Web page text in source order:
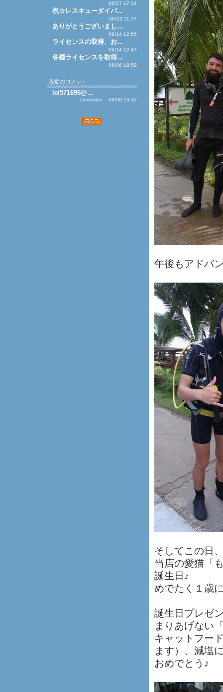
午後もアドバ
そしてこの日
当店の愛猫「
誕生日♪
めでたく１歳
誕生日プレゼ
まりあげない
キャットフー
ます）、減塩
おめでとう♪
06/27 17:24
祝☆レスキューダイバ…
06/23 11:37
ありがとうございまし…
06/14 12:56
ライセンスの取得、お…
06/14 12:47
各種ライセンスを取得…
06/06 18:59
最近のコメント
lei571696@…
Derricklan... 08/08 16:32